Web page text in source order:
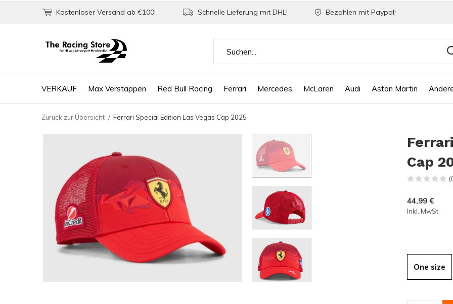
VERKAUF Max Verstappen Red Bull Racing Ferrari Mercedes McLaren Audi Aston Martin
Kostenloser Versand ab €100! Schnelle Lieferung mit DHL! Bezahlen mit Paypal!
Zurück zur Übersicht Ferrari Special Edition Las Vegas Cap 2025
Cap
44,99 €
Inkl. MwSt.
One size